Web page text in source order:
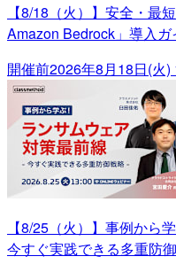
【8/18（火）】安全・最
Amazon Bedrock」導入ガ
開催前2026年8月18日(火)
【8/25（火）】事例から
今すぐ実践できる多重防